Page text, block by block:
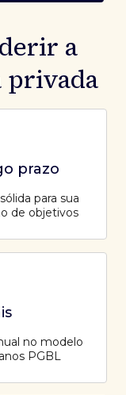
a
prazo
para sua
de objetivos
no modelo
PGBL